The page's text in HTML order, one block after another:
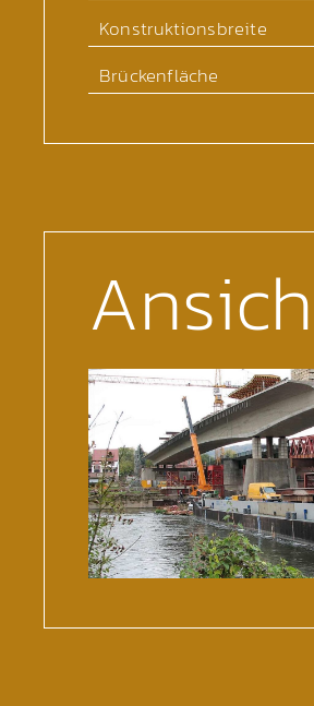
Konstruktionsbreite
Brückenfläche